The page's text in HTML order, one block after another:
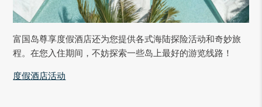
富国岛尊享度假酒店还为您提供各式海陆探险活动和奇妙旅
程。在您入住期间，不妨探索一些岛上最好的游览线路！
度假酒店活动